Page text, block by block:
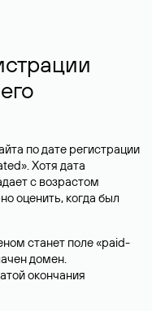
по дате регистрации
Хотя дата
с возрастом
оценить, когда был
станет поле «paid-
домен.
окончания